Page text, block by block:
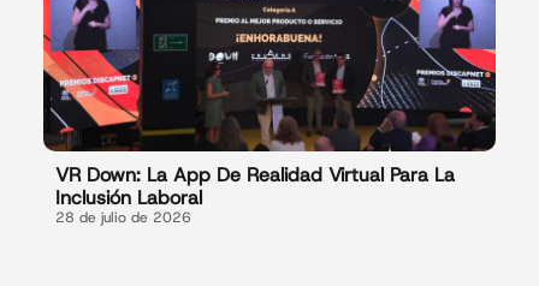
VR Down: La App De Realidad Virtual Para La
Inclusión Laboral
28 de julio de 2026